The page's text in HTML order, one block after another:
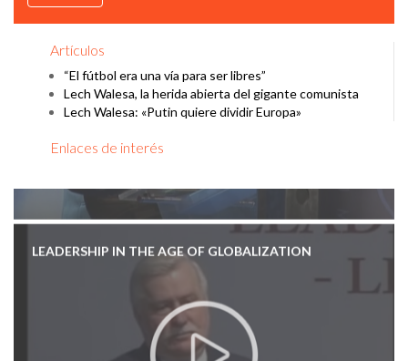
Artículos
“El fútbol era una vía para ser libres”
Lech Walesa, la herida abierta del gigante comunista
Lech Walesa: «Putin quiere dividir Europa»
Enlaces de interés
LEADERSHIP IN THE AGE OF GLOBALIZATION